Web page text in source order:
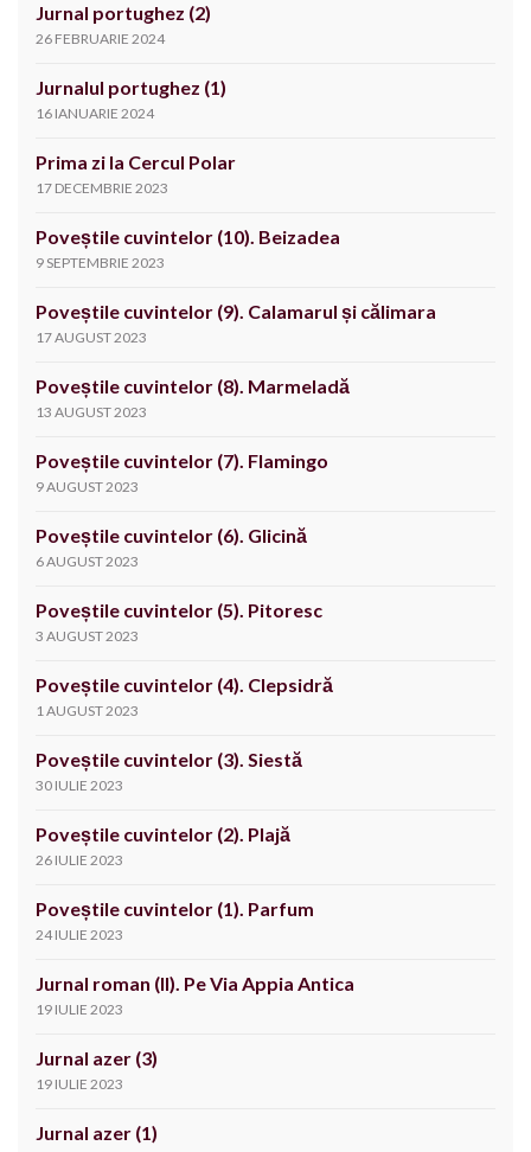
Jurnal portughez (2)
26 FEBRUARIE 2024
Jurnalul portughez (1)
16 IANUARIE 2024
Prima zi la Cercul Polar
17 DECEMBRIE 2023
Poveștile cuvintelor (10). Beizadea
9 SEPTEMBRIE 2023
Poveștile cuvintelor (9). Calamarul și călimara
17 AUGUST 2023
Poveștile cuvintelor (8). Marmeladă
13 AUGUST 2023
Poveștile cuvintelor (7). Flamingo
9 AUGUST 2023
Poveștile cuvintelor (6). Glicină
6 AUGUST 2023
Poveștile cuvintelor (5). Pitoresc
3 AUGUST 2023
Poveștile cuvintelor (4). Clepsidră
1 AUGUST 2023
Poveștile cuvintelor (3). Siestă
30 IULIE 2023
Poveștile cuvintelor (2). Plajă
26 IULIE 2023
Poveștile cuvintelor (1). Parfum
24 IULIE 2023
Jurnal roman (II). Pe Via Appia Antica
19 IULIE 2023
Jurnal azer (3)
19 IULIE 2023
Jurnal azer (1)